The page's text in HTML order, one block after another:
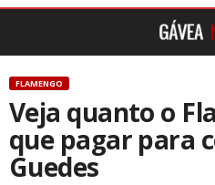
FLAMENGO
Veja quanto o
que pagar para
Guedes